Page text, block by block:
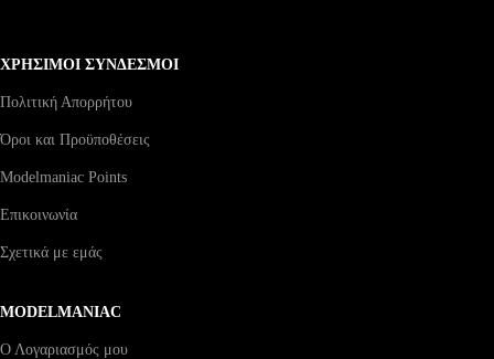
ΧΡΗΣΙΜΟΙ ΣΥΝΔΕΣΜΟΙ
Πολιτική Απορρήτου
Όροι και Προϋποθέσεις
Modelmaniac Points
Επικοινωνία
Σχετικά με εμάς
MODELMANIAC
Ο Λογαριασμός μου